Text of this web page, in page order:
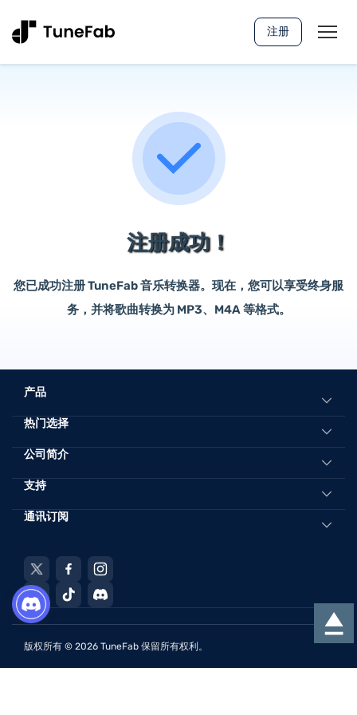
注册
注册成功！
您已成功注册 TuneFab 音乐转换器。现在，您可以享受终身服
务，并将歌曲转换为 MP3、M4A 等格式。
产品
多合一音乐转换器
Spotify音乐转换器
Apple音乐转换器
热门选择
在线将 Spotify 转换为 MP3
最佳Spotify到MP3转换器
将有声 AA/AAX 转换为 MP3
将 YouTube 音乐下载到 MP3
从 SoundCloud 下载歌曲
将亚马逊音乐转换为 MP3
将Spotify播放列表转换为Apple Music
公司简介
关于TuneFab
联系我们
隐私政策
网站地图
支持
客服中心
教程
检索许可证
退款政策
获得免费许可
通讯订阅
版权所有 © 2026 TuneFab 保留所有权利。